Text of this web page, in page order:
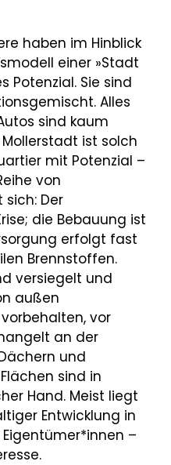
haben im Hinblick
einer »Stadt
Potenzial. Sie sind
Alles
sind kaum
ist solch
mit Potenzial –
von
Der
die Bebauung ist
erfolgt fast
Brennstoffen.
versiegelt und
außen
vor
an der
und
sind in
Hand. Meist liegt
Entwicklung in
–